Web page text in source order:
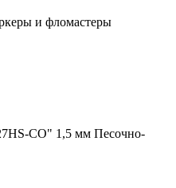
и фломастеры
CO" 1,5 мм Песочно-